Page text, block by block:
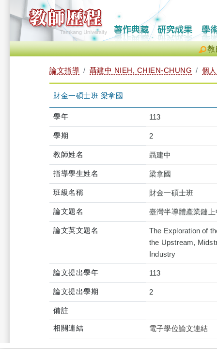
教
論文指導 聶建中 NIEH, CHIEN-CHUNG 個
財金一碩士班 梁拿國
學年 113
學期 2
教師姓名 聶建中
指導學生姓名 梁拿國
班級名稱 財金一碩士班
論文題名 臺灣半導體產業鏈
論文英文題名
The Exploration of
the Upstream,
Industry
論文提出學年 113
論文提出學期 2
備註
相關連結 電子學位論文連結